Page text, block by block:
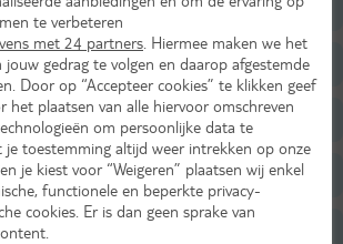
te verbeteren
met 24 partners . Hiermee maken we het
gedrag te volgen en daarop afgestemde
Door op “Accepteer cookies” te klikken geef
het plaatsen van alle hiervoor omschreven
om persoonlijke data te
je toestemming altijd weer intrekken op onze
je kiest voor “Weigeren” plaatsen wij enkel
functionele en beperkte privacy-
cookies. Er is dan geen sprake van